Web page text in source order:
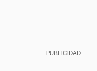
PUBLICIDAD